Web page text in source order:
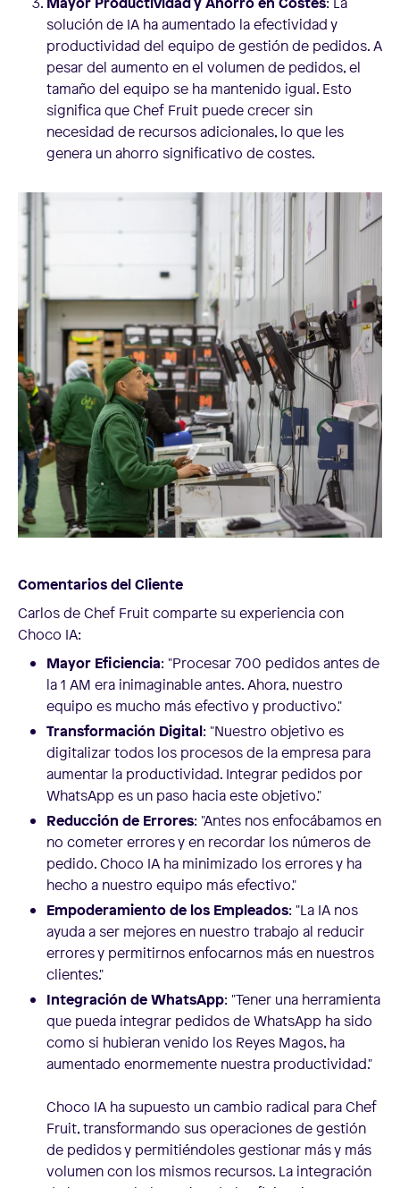
solución de IA ha aumentado la efectividad y
productividad del equipo de gestión de pedidos. A
pesar del aumento en el volumen de pedidos, el
tamaño del equipo se ha mantenido igual. Esto
significa que Chef Fruit puede crecer sin
necesidad de recursos adicionales, lo que les
genera un ahorro significativo de costes.
Comentarios del Cliente
Carlos de Chef Fruit comparte su experiencia con
Choco IA:
Mayor Eficiencia: "Procesar 700 pedidos antes de
la 1 AM era inimaginable antes. Ahora, nuestro
equipo es mucho más efectivo y productivo."
Transformación Digital: "Nuestro objetivo es
digitalizar todos los procesos de la empresa para
aumentar la productividad. Integrar pedidos por
WhatsApp es un paso hacia este objetivo."
Reducción de Errores: "Antes nos enfocábamos en
no cometer errores y en recordar los números de
pedido. Choco IA ha minimizado los errores y ha
hecho a nuestro equipo más efectivo."
Empoderamiento de los Empleados: "La IA nos
ayuda a ser mejores en nuestro trabajo al reducir
errores y permitirnos enfocarnos más en nuestros
clientes."
Integración de WhatsApp: "Tener una herramienta
que pueda integrar pedidos de WhatsApp ha sido
como si hubieran venido los Reyes Magos, ha
aumentado enormemente nuestra productividad."
Choco IA ha supuesto un cambio radical para Chef
Fruit, transformando sus operaciones de gestión
de pedidos y permitiéndoles gestionar más y más
volumen con los mismos recursos. La integración